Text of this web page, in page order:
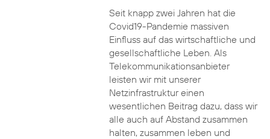
Seit knapp zwei Jahren hat die
Covid19-Pandemie massiven
Einfluss auf das wirtschaftliche und
gesellschaftliche Leben. Als
Telekommunikationsanbieter
leisten wir mit unserer
Netzinfrastruktur einen
wesentlichen Beitrag dazu, dass wir
alle auch auf Abstand zusammen
halten, zusammen leben und